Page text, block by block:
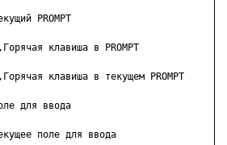
PROMPT
клавиша в PROMPT
клавиша в текущем PROMPT
для ввода
поле для ввода